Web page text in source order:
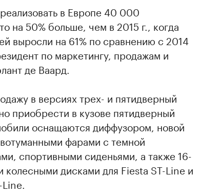
в Европе 40 000
на 50% больше, чем в 2015 г., когда
выросли на 61% по сравнению с 2014
по маркетингу, продажам и
де Ваард.
в версиях трех- и пятидверный
приобрести в кузове пятидверный
оснащаются диффузором, новой
фарами с темной
спортивными сиденьями, а также 16-
дисками для Fiesta ST-Line и